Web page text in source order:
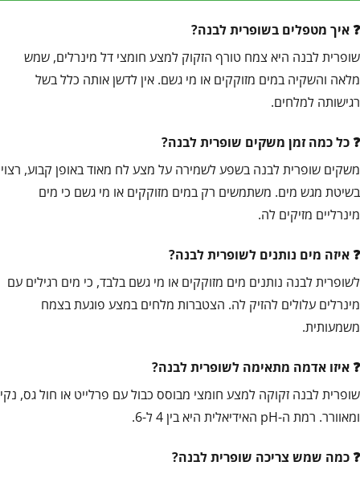
איך מטפלים בשופרית לבנה?
שופרית לבנה היא צמח טורף הזקוק למצע חומצי דל מינרלים, שמש
מלאה והשקיה במים מזוקקים או מי גשם. אין לדשן אותה כלל בשל
רגישותה למלחים.
כל כמה זמן משקים שופרית לבנה?
משקים שופרית לבנה בשפע לשמירה על מצע לח מאוד באופן קבוע, רצוי
בשיטת מגש מים. משתמשים רק במים מזוקקים או מי גשם כי מים
מינרליים מזיקים לה.
איזה מים נותנים לשופרית לבנה?
לשופרית לבנה נותנים מים מזוקקים או מי גשם בלבד, כי מים רגילים עם
מינרלים עלולים להזיק לה. הצטברות מלחים במצע פוגעת בצמח
משמעותית.
איזו אדמה מתאימה לשופרית לבנה?
שופרית לבנה זקוקה למצע חומצי מבוסס כבול עם פרלייט או חול גס, נקי
ומאוורר. רמת ה-pH האידיאלית היא בין 4 ל-6.
כמה שמש צריכה שופרית לבנה?